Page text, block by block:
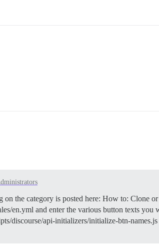
the category is posted here: How to: Clone
en.yml and enter the various button texts you
discourse/api-initializers/initialize-btn-